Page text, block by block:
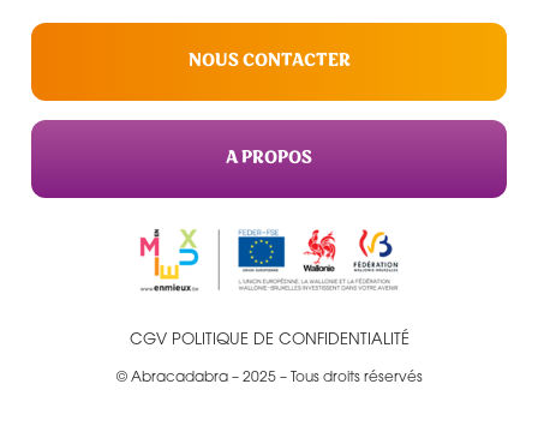
NOUS CONTACTER
A PROPOS
CGV POLITIQUE DE CONFIDENTIALITÉ
© Abracadabra – 2025 – Tous droits réservés